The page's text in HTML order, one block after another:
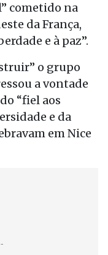
cometido na
da França,
e à paz”.
o grupo
a vontade
“fiel aos
e da
em Nice